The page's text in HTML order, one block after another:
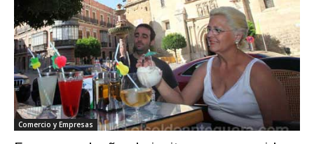
Comercio y Empresas